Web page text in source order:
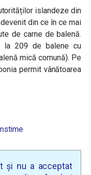
islandeze din
din ce în ce mai
de carne de balenă.
la 209 de balene cu
mică comună). Pe
permit vânătoarea
și nu a acceptat